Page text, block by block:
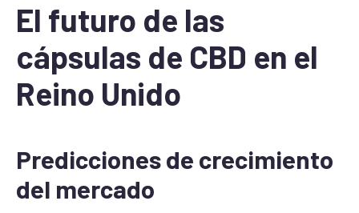
El futuro de las
cápsulas de CBD en el
Reino Unido
Predicciones de crecimiento
del mercado